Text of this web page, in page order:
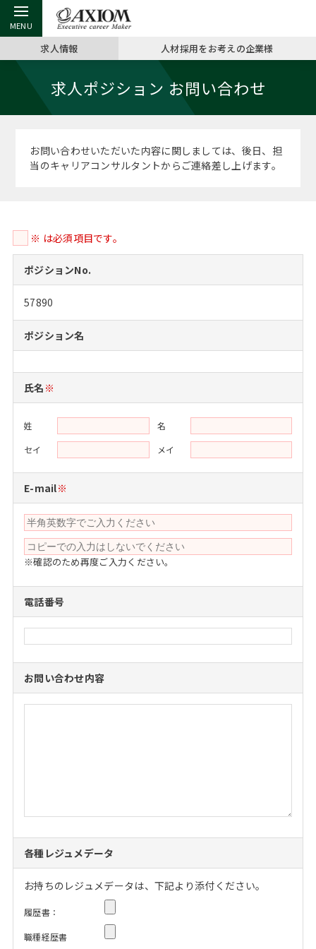
戻る
アクシアムの特長 ミッシ
コンサ
サービス案内
お申し
キャリ
戻る
キャリア支援 TOP
キャリアデザイン講座
（最新求人市場動向）
キャリ
MBAの
おわり
MBAの転職事例
MBAからのFAQ
MBA留学生数の推移
MBA留
日本か
インターン受入企業一覧
MBAを生かす求人特集
戻る
転職ツール TOP
英文レジュメの書き方
英文レ
パワー
よくある面接Q&A集
外資系／面接攻略のコツ
戻る
転職コラム TOP
“展”職相談室
転職成功への4つの鍵
キャリアに効く一冊
注目企業インタビュー
戻る
イベント・セミナー TOP
ジョブフェア
キャリアフォーラム
プロ経営者の特別セミナー
Career Talk Live
戻る
会社概要 TOP
沿革
採用情報
パブリシティ
ニュースリリース
求人情報 人材採用をお考えの企業様
求人ポジション お問い合わせ
お問い合わせいただいた内容に関しましては、後日、担
当のキャリアコンサルタントからご連絡差し上げます。
※ は必須項目です。
ポジションNo.
57890
ポジション名
氏名 ※
姓
名
セイ
メイ
E-mail※
※確認のため再度ご入力ください。
電話番号
お問い合わせ内容
各種レジュメデータ
お持ちのレジュメデータは、下記より添付ください。
履歴書：
職種経歴書